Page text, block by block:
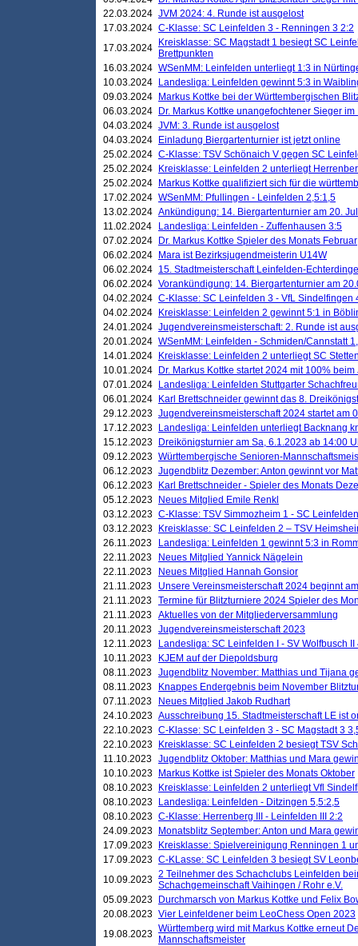
22.03.2024 JVM 2024: 4. Runde ist ausgelost
17.03.2024 C-Klasse: SC Leinfelden 3 - Renningen 3 2:2
17.03.2024
Kreisklasse: SC Magstadt 1 besiegt SC
Brettpunkten
16.03.2024 WSenMM: Leinfelden unterliegt 1:3 in
10.03.2024
Landesliga: Leinfelden gewinnt 5:3 in
09.03.2024
Markus Kottke bei der Württembergischen
06.03.2024
Dr. Markus Kottke unangefochtener Sieger
04.03.2024 JVM: 3. Runde ist ausgelost
04.03.2024
Einladung Biergartenturnier ist jetzt online
25.02.2024 C-Klasse: TSV Schönaich V gegen SC
25.02.2024
Kreisklasse: Leinfelden 2 unterliegt
25.02.2024
Markus Kottke qualifiziert sich für die
17.02.2024 WSenMM: Pfullingen - Leinfelden 2,5:1,5
13.02.2024 Ankündigung: 14. Biergartenturnier am 20.
11.02.2024
Landesliga: Leinfelden - Zuffenhausen 3:5
07.02.2024
Dr. Markus Kottke Spieler des Monats Februar
06.02.2024
Mara ist Bezirksjugendmeisterin U14W
06.02.2024 15. Stadtmeisterschaft Leinfelden-
06.02.2024 Vorankündigung: 14. Biergartenturnier am
04.02.2024 C-Klasse: SC Leinfelden 3 - VfL Sindelfingen
04.02.2024
Kreisklasse: Leinfelden 2 gewinnt 5:1 in
24.01.2024 Jugendvereinsmeisterschaft: 2. Runde ist
20.01.2024 WSenMM: Leinfelden - Schmiden/Cannstatt
14.01.2024
Kreisklasse: Leinfelden 2 unterliegt SC
10.01.2024
Dr. Markus Kottke startet 2024 mit 100%
07.01.2024
Landesliga: Leinfelden Stuttgarter
06.01.2024
Karl Brettschneider gewinnt das 8.
29.12.2023 Jugendvereinsmeisterschaft 2024 startet am
17.12.2023
Landesliga: Leinfelden unterliegt Backnang
15.12.2023
Dreikönigsturnier am Sa, 6.1.2023 ab 14:00
09.12.2023 Württembergische Senioren-
06.12.2023 Jugendblitz Dezember: Anton gewinnt vor
06.12.2023
Karl Brettschneider - Spieler des Monats
05.12.2023
Neues Mitglied Emile Renkl
03.12.2023 C-Klasse: TSV Simmozheim 1 - SC
03.12.2023
Kreisklasse: SC Leinfelden 2 – TSV
26.11.2023
Landesliga: Leinfelden 1 gewinnt 5:3 in
22.11.2023
Neues Mitglied Yannick Nägelein
22.11.2023
Neues Mitglied Hannah Gonsior
21.11.2023
Unsere Vereinsmeisterschaft 2024 beginnt
21.11.2023 Termine für Blitzturniere 2024 Spieler des
21.11.2023 Aktuelles von der Mitgliederversammlung
20.11.2023 Jugendvereinsmeisterschaft 2023
12.11.2023
Landesliga: SC Leinfelden I - SV Wolfbusch II
10.11.2023
KJEM auf der Diepoldsburg
08.11.2023 Jugendblitz November: Matthias und Tijana
08.11.2023
Knappes Endergebnis beim November
07.11.2023
Neues Mitglied Jakob Rudhart
24.10.2023 Ausschreibung 15. Stadtmeisterschaft LE ist
22.10.2023 C-Klasse: SC Leinfelden 3 - SC Magstadt 3
22.10.2023
Kreisklasse: SC Leinfelden 2 besiegt TSV
11.10.2023 Jugendblitz Oktober: Matthias und Mara
10.10.2023
Markus Kottke ist Spieler des Monats Oktober
08.10.2023
Kreisklasse: Leinfelden 2 unterliegt Vfl
08.10.2023
Landesliga: Leinfelden - Ditzingen 5,5:2,5
08.10.2023 C-Klasse: Herrenberg III - Leinfelden III 2:2
24.09.2023
Monatsblitz September: Anton und Mara
17.09.2023
Kreisklasse: Spielvereinigung Renningen 1
17.09.2023 C-KLasse: SC Leinfelden 3 besiegt SV
10.09.2023 2 Teilnehmer des Schachclubs Leinfelden
Schachgemeinschaft Vaihingen / Rohr e.V.
05.09.2023
Durchmarsch von Markus Kottke und Felix
20.08.2023 Vier Leinfeldener beim LeoChess Open 2023
19.08.2023 Württemberg wird mit Markus Kottke erneut
Mannschaftsmeister